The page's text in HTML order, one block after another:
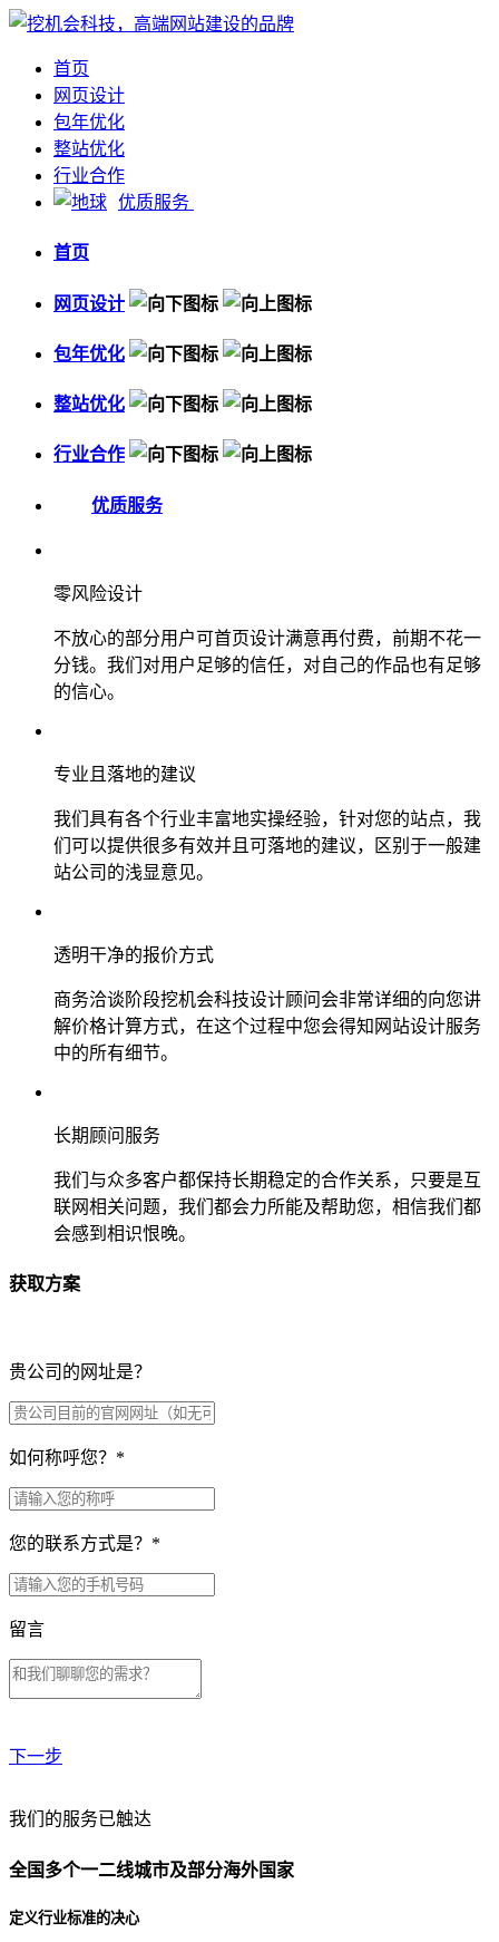
首页
网页设计
包年优化
整站优化
行业合作
优质服务
首页
网页设计
包年优化
整站优化
行业合作
优质服务
零风险设计
不放心的部分用户可首页设计满意再付费，前期不花一
分钱。我们对用户足够的信任，对自己的作品也有足够
的信心。
专业且落地的建议
我们具有各个行业丰富地实操经验，针对您的站点，我
们可以提供很多有效并且可落地的建议，区别于一般建
站公司的浅显意见。
透明干净的报价方式
商务洽谈阶段挖机会科技设计顾问会非常详细的向您讲
解价格计算方式，在这个过程中您会得知网站设计服务
中的所有细节。
长期顾问服务
我们与众多客户都保持长期稳定的合作关系，只要是互
联网相关问题，我们都会力所能及帮助您，相信我们都
会感到相识恨晚。
获取方案
贵公司的网址是？
如何称呼您？ *
您的联系方式是？ *
留言
下一步
贵公司预算范围是？
贵公司的团队规模是？
我们的服务已触达
全国多个一二线城市及部分海外国家
定义行业标准的决心